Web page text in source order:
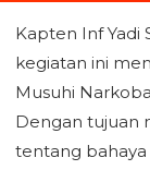
Kapten Inf Yadi
kegiatan ini
Musuhi
Dengan tujuan
tentang